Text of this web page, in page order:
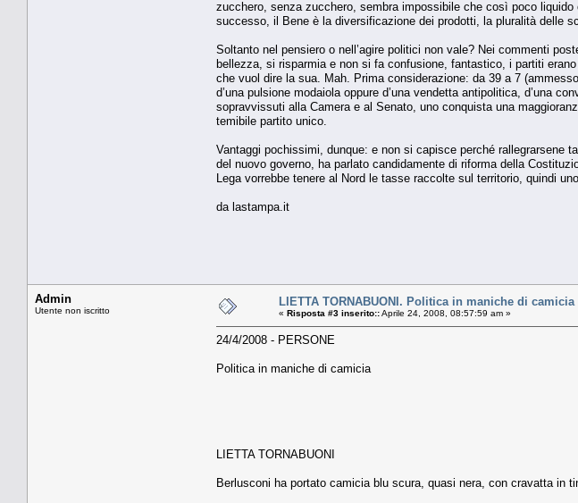
zucchero, senza zucchero, sembra impossibile che così poco
successo, il Bene è la diversificazione dei prodotti, la pluralità delle
Soltanto nel pensiero o nell’agire politici non vale? Nei commenti
bellezza, si risparmia e non si fa confusione, fantastico, i partiti
che vuol dire la sua. Mah. Prima considerazione: da 39 a 7
d’una pulsione modaiola oppure d’una vendetta antipolitica, d’una
sopravvissuti alla Camera e al Senato, uno conquista una
temibile partito unico.
Vantaggi pochissimi, dunque: e non si capisce perché rallegrarsene
del nuovo governo, ha parlato candidamente di riforma della
Lega vorrebbe tenere al Nord le tasse raccolte sul territorio, quindi
da lastampa.it
Admin
Utente non iscritto
LIETTA TORNABUONI. Politica in maniche di camicia
« Risposta #3 inserito::Aprile 24, 2008, 08:57:59 am »
24/4/2008 - PERSONE
Politica in maniche di camicia
LIETTA TORNABUONI
Berlusconi ha portato camicia blu scura, quasi nera, con cravatta in